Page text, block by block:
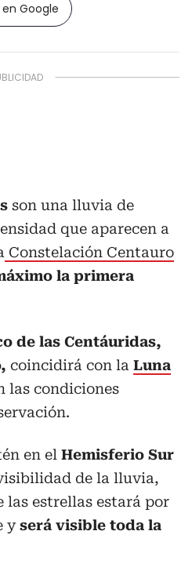
Google
son una lluvia de
que aparecen a
Constelación Centauro
la primera
de las Centáuridas,
coincidirá con la Luna
las condiciones
en el Hemisferio Sur
de la lluvia,
las estrellas estará por
yserá visible toda la